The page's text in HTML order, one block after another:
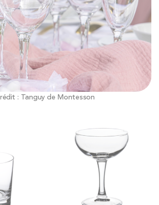
: Tanguy de Montesson